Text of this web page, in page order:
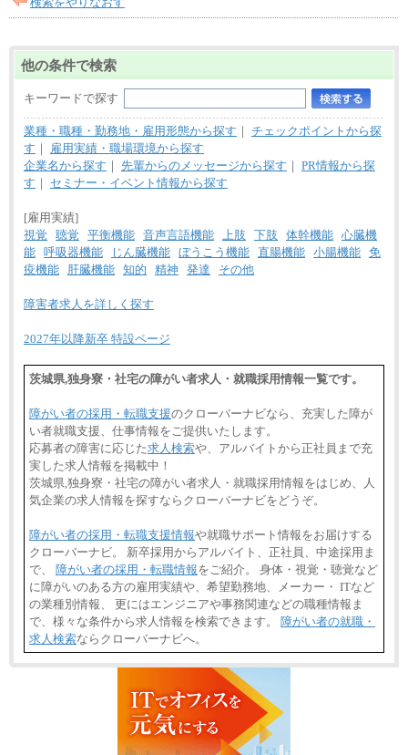
226,600円～390,100円（勤務地域等により異なりま
ます。
・試用期間中も同額支給します。
他の条件で検索
キーワードで探す
業種・職種・勤務地・雇用形態から探す ｜ チェックポイントから探
す ｜
雇用実績・職場環境から探す
企業名から探す ｜ 先輩からのメッセージから探す ｜ PR情報から探
す ｜ セミナー・イベント情報から探す
[雇用実績]
視覚
聴覚 平衡機能 音声言語機能 上肢 下肢 体幹機能 心臓機
能 呼吸器機能 じん臓機能 ぼうこう機能 直腸機能 小腸機能 免
疫機能
肝臓機能 知的 精神 発達 その他
障害者求人を詳しく探す
2027年以降新卒 特設ページ
茨城県,独身寮・社宅の障がい者求人・就職採用情報一覧です。
障がい者の採用・転職支援のクローバーナビなら、充実した障が
い者就職支援、仕事情報をご提供いたします。
応募者の障害に応じた求人検索や、アルバイトから正社員まで充
実した求人情報を掲載中！
茨城県,独身寮・社宅の障がい者求人・就職採用情報をはじめ、人
気企業の求人情報を探すならクローバーナビをどうぞ。
障がい者の採用・転職支援情報や就職サポート情報をお届けする
クローバーナビ。 新卒採用からアルバイト、正社員、中途採用ま
で、 障がい者の採用・転職情報をご紹介。 身体・視覚・聴覚など
に障がいのある方の雇用実績や、希望勤務地、メーカー・ ITなど
の業種別情報、 更にはエンジニアや事務関連などの職種情報ま
で、様々な条件から求人情報を検索できます。 障がい者の就職・
求人検索ならクローバーナビへ。